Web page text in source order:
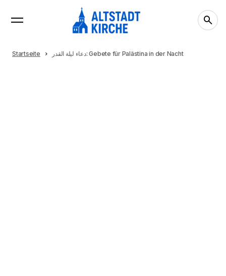
Startseite دعاء ليلة القدر: Gebete für Palästina in der Nacht